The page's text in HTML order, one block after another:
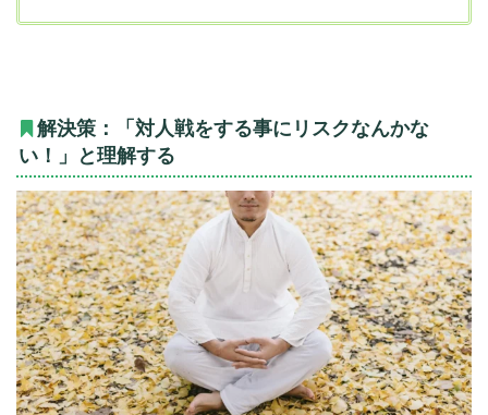
解決策：「対人戦をする事にリスクなんかな
い！」と理解する